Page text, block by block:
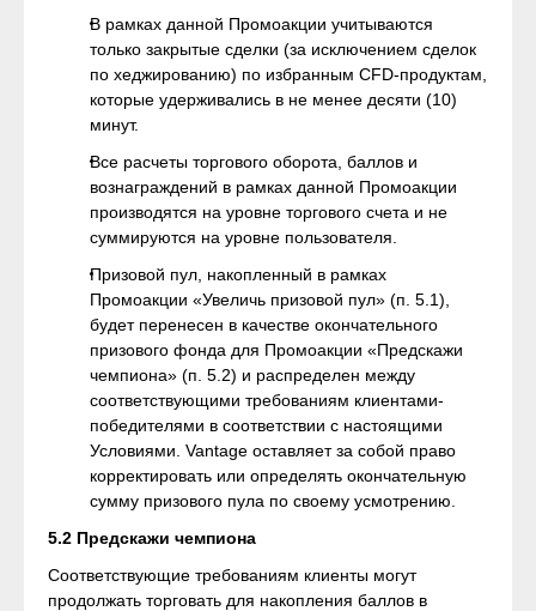
В рамках данной Промоакции учитываются
только закрытые сделки (за исключением сделок
по хеджированию) по избранным CFD-продуктам,
которые удерживались в не менее десяти (10)
минут.
Все расчеты торгового оборота, баллов и
вознаграждений в рамках данной Промоакции
производятся на уровне торгового счета и не
суммируются на уровне пользователя.
Призовой пул, накопленный в рамках
Промоакции «Увеличь призовой пул» (п. 5.1),
будет перенесен в качестве окончательного
призового фонда для Промоакции «Предскажи
чемпиона» (п. 5.2) и распределен между
соответствующими требованиям клиентами-
победителями в соответствии с настоящими
Условиями. Vantage оставляет за собой право
корректировать или определять окончательную
сумму призового пула по своему усмотрению.
5.2 Предскажи чемпиона
Соответствующие требованиям клиенты могут
продолжать торговать для накопления баллов в